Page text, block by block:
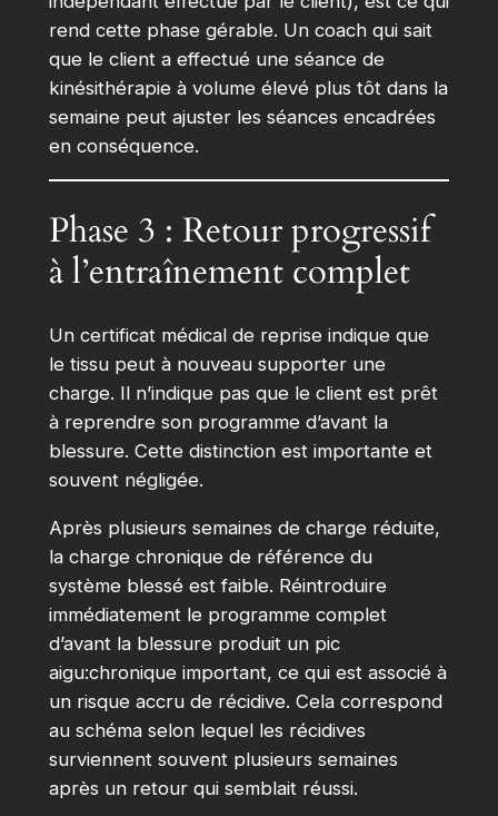
rend cette phase gérable. Un coach qui sait
que le client a effectué une séance de
kinésithérapie à volume élevé plus tôt dans la
semaine peut ajuster les séances encadrées
en conséquence.
Phase 3 : Retour progressif
à l’entraînement complet
Un certificat médical de reprise indique que
le tissu peut à nouveau supporter une
charge. Il n’indique pas que le client est prêt
à reprendre son programme d’avant la
blessure. Cette distinction est importante et
souvent négligée.
Après plusieurs semaines de charge réduite,
la charge chronique de référence du
système blessé est faible. Réintroduire
immédiatement le programme complet
d’avant la blessure produit un pic
aigu:chronique important, ce qui est associé à
un risque accru de récidive. Cela correspond
au schéma selon lequel les récidives
surviennent souvent plusieurs semaines
après un retour qui semblait réussi.